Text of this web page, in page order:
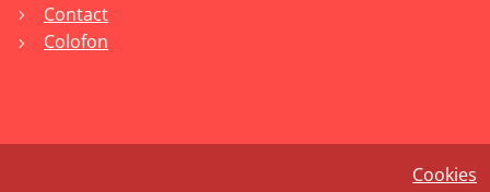
chevron_right Contact
chevron_right Colofon
Cookies